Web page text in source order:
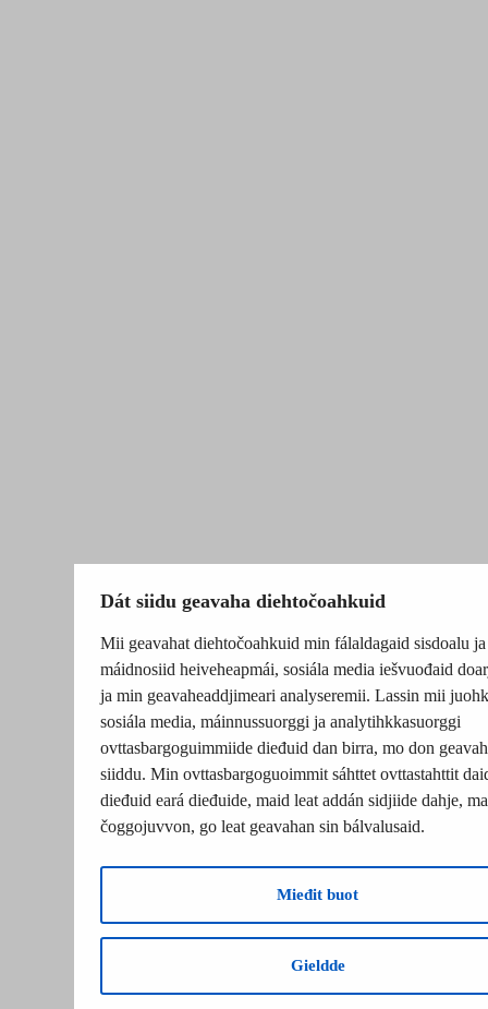
Dát siidu geavaha diehtočoahkuid
Mii geavahat diehtočoahkuid min fálaldagaid sisdoalu ja
máidnosiid heiveheapmái, sosiála media iešvuođaid
ja min geavaheaddjimeari analyseremii. Lassin mii
sosiála media, máinnussuorggi ja analytihkkasuorggi
ovttasbargoguimmiide dieđuid dan birra, mo don
siiddu. Min ovttasbargoguoimmit sáhttet ovttastahttit
dieđuid eará dieđuide, maid leat addán sidjiide dahje,
čoggojuvvon, go leat geavahan sin bálvalusaid.
Mieđit buot
Gieldde